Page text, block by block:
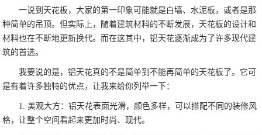
一说到天花板，大家的第一印象可能就是白墙、水泥板，或者是那
种简单的吊顶。但实际上，随着建筑材料的不断发展，天花板的设计和
材料也在不断地更新换代。而在这其中，铝天花逐渐成为了许多现代建
筑的首选。
我要说的是，铝天花真的不是简单到不能再简单的天花板了。它可
是有着许多独特的优点，让我来给你列举一下：
1. 美观大方：铝天花表面光滑，颜色多样，可以搭配不同的装修风
格，让整个空间看起来更加时尚、现代。